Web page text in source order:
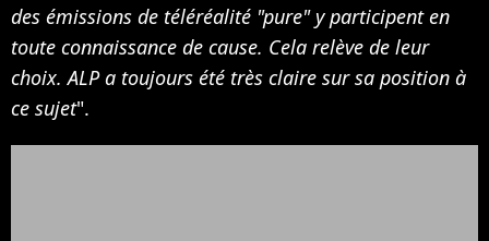
des émissions de téléréalité "pure" y participent en
toute connaissance de cause. Cela relève de leur
choix. ALP a toujours été très claire sur sa position à
ce sujet".